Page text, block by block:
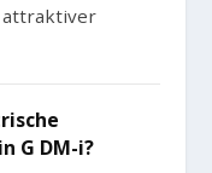
attraktiver
G DM-i?